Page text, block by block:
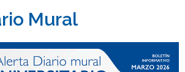
Académicas/os
Funcionarias/os
Egresadas/os
Mural